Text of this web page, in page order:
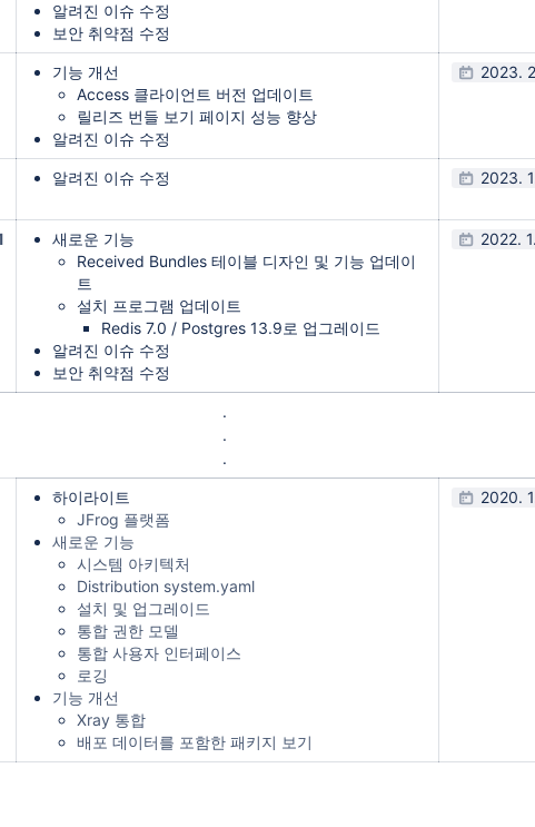
알려진 이슈 수정
보안 취약점 수정
기능 개선
Access 클라이언트 버전 업데이트
릴리즈 번들 보기 페이지 성능 향상
알려진 이슈 수정
2023.
알려진 이슈 수정 2023.
새로운 기능
Received Bundles 테이블 디자인 및 기능 업데이
트
설치 프로그램 업데이트
Redis 7.0 / Postgres 13.9로 업그레이드
알려진 이슈 수정
보안 취약점 수정
2022.
.
.
.
하이라이트
JFrog 플랫폼
새로운 기능
시스템 아키텍처
Distribution system.yaml
설치 및 업그레이드
통합 권한 모델
통합 사용자 인터페이스
로깅
기능 개선
Xray 통합
배포 데이터를 포함한 패키지 보기
2020.